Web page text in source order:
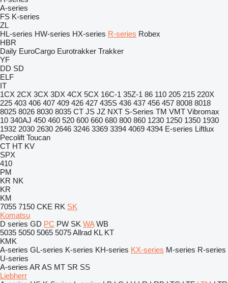
A-series
FS K-series
ZL
HL-series HW-series HX-series R-series Robex
HBR
Daily EuroCargo Eurotrakker Trakker
YF
DD SD
ELF
IT
1CX 2CX 3CX 3DX 4CX 5CX 16C-1 35Z-1 86 110 205 215 220X
225 403 406 407 409 426 427 435S 436 437 456 457 8008 8018
8025 8026 8030 8035 CT JS JZ NXT S-Series TM VMT Vibromax
10 340AJ 450 460 520 600 660 680 800 860 1230 1250 1350 1930
1932 2030 2630 2646 3246 3369 3394 4069 4394 E-series Liftlux
Pecolift Toucan
CT HT KV
SPX
410
PM
KR NK
KR
KM
7055 7150 CKE RK SK
Komatsu
D series GD PC PW SK WA WB
5035 5050 5065 5075Allrad KL KT
KMK
A-series GL-series K-series KH-series KX-series M-series R-series
U-series
A-series AR AS MT SR SS
Liebherr